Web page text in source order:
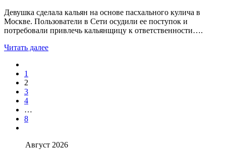
Девушка сделала кальян на основе пасхального кулича в
Москве. Пользователи в Сети осудили ее поступок и
потребовали привлечь кальянщицу к ответственности….
Читать далее
1
2
3
4
…
8
Август 2026